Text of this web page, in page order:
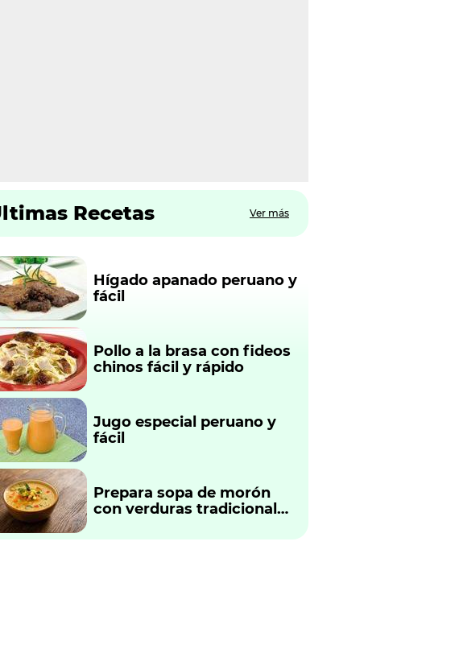
Recetas Ver más
Hígado apanado peruano y
fácil
Pollo a la brasa con fideos
chinos fácil y rápido
Jugo especial peruano y
fácil
Prepara sopa de morón
con verduras tradicional